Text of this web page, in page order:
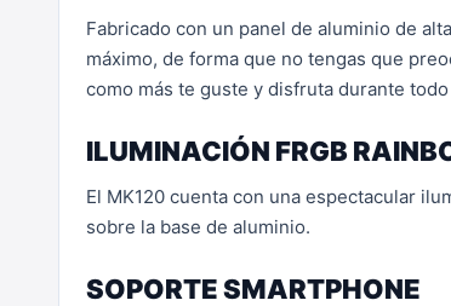
Fabricado con un panel de aluminio de
máximo, de forma que no tengas que
como más te guste y disfruta durante
ILUMINACIÓN FRGB
El MK120 cuenta con una espectacular
sobre la base de aluminio.
SOPORTE SMARTPHONE